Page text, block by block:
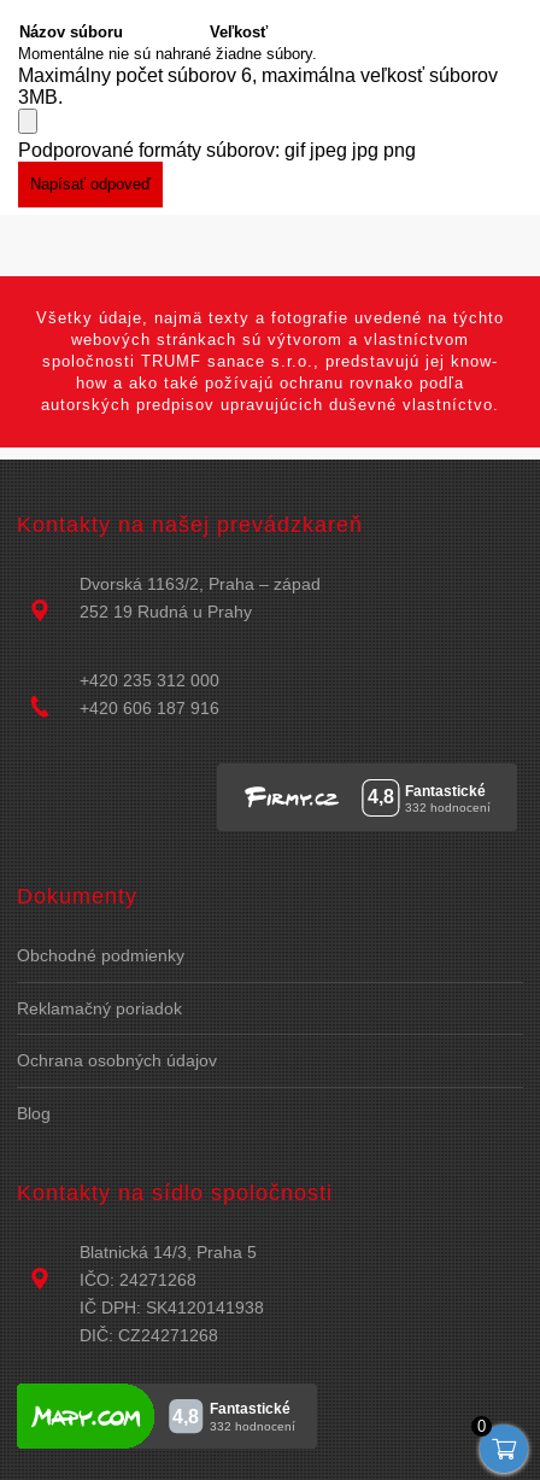
Názov súboru
Veľkosť
Momentálne nie sú nahrané žiadne súbory.
Maximálny počet súborov 6, maximálna veľkosť súborov
3MB.
Podporované formáty súborov: gif jpeg jpg png
Všetky údaje, najmä texty a fotografie uvedené na týchto
webových stránkach sú výtvorom a vlastníctvom
spoločnosti TRUMF sanace s.r.o., predstavujú jej know-
how a ako také požívajú ochranu rovnako podľa
autorských predpisov upravujúcich duševné vlastníctvo.
Kontakty na našej prevádzkareň
Dvorská 1163/2, Praha – západ
252 19 Rudná u Prahy
+420 235 312 000
+420 606 187 916
Dokumenty
Obchodné podmienky
Reklamačný poriadok
Ochrana osobných údajov
Blog
Kontakty na sídlo spoločnosti
Blatnická 14/3, Praha 5
IČO: 24271268
IČ DPH: SK4120141938
DIČ: CZ24271268
0